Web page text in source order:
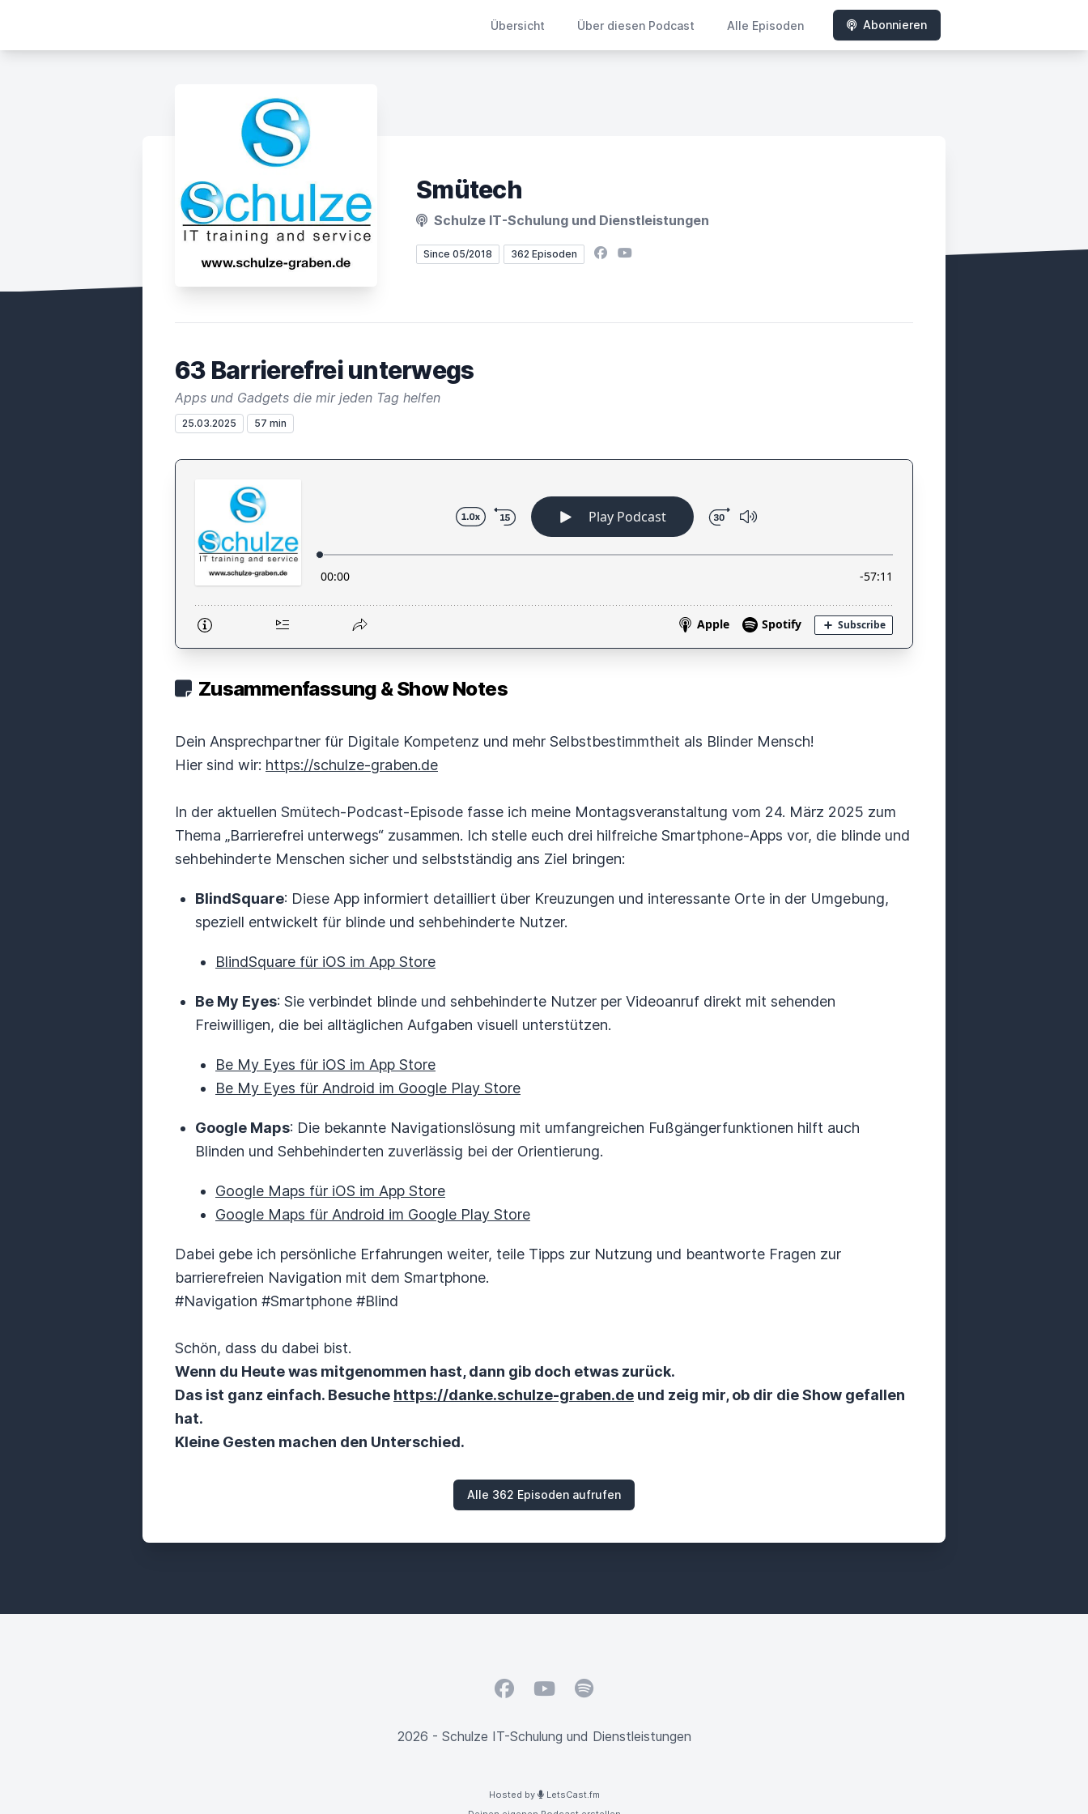
Übersicht Über diesen Podcast Alle Episoden Abonnieren
Smütech
Schulze IT-Schulung und Dienstleistungen
Since 05/2018 362 Episoden Facebook
YouTube
63 Barrierefrei unterwegs
Apps und Gadgets die mir jeden Tag helfen
25.03.2025 57 min
Zusammenfassung & Show Notes
Dein Ansprechpartner für Digitale Kompetenz und mehr Selbstbestimmtheit als Blinder Mensch!
Hier sind wir: https://schulze-graben.de
In der aktuellen Smütech-Podcast-Episode fasse ich meine Montagsveranstaltung vom 24. März 2025 zum
Thema „Barrierefrei unterwegs“ zusammen. Ich stelle euch drei hilfreiche Smartphone-Apps vor, die blinde und
sehbehinderte Menschen sicher und selbstständig ans Ziel bringen:
BlindSquare: Diese App informiert detailliert über Kreuzungen und interessante Orte in der Umgebung,
speziell entwickelt für blinde und sehbehinderte Nutzer.
BlindSquare für iOS im App Store
Be My Eyes: Sie verbindet blinde und sehbehinderte Nutzer per Videoanruf direkt mit sehenden
Freiwilligen, die bei alltäglichen Aufgaben visuell unterstützen.
Be My Eyes für iOS im App Store
Be My Eyes für Android im Google Play Store
Google Maps: Die bekannte Navigationslösung mit umfangreichen Fußgängerfunktionen hilft auch
Blinden und Sehbehinderten zuverlässig bei der Orientierung.
Google Maps für iOS im App Store
Google Maps für Android im Google Play Store
Dabei gebe ich persönliche Erfahrungen weiter, teile Tipps zur Nutzung und beantworte Fragen zur
barrierefreien Navigation mit dem Smartphone.
#Navigation #Smartphone #Blind
Schön, dass du dabei bist.
Wenn du Heute was mitgenommen hast, dann gib doch etwas zurück.
Das ist ganz einfach. Besuche https://danke.schulze-graben.de und zeig mir, ob dir die Show gefallen
hat.
Kleine Gesten machen den Unterschied.
Alle 362 Episoden aufrufen
FacebookYouTubeSpotify
2026 - Schulze IT-Schulung und Dienstleistungen
Hosted by
LetsCast.fm